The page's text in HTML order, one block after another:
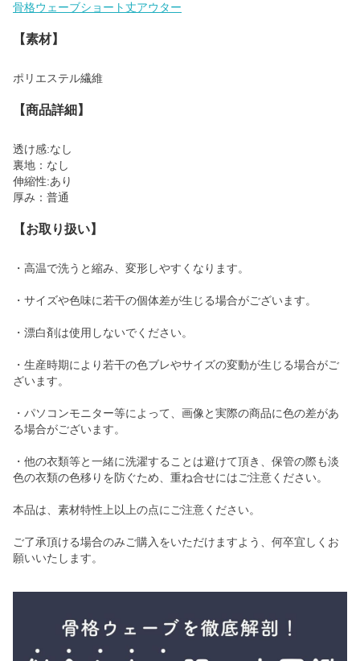
骨格ウェーブショート丈アウター
【素材】
ポリエステル繊維
【商品詳細】
透け感:なし
裏地：なし
伸縮性:あり
厚み：普通
【お取り扱い】
・高温で洗うと縮み、変形しやすくなります。
・サイズや色味に若干の個体差が生じる場合がございます。
・漂白剤は使用しないでください。
・生産時期により若干の色ブレやサイズの変動が生じる場合がご
ざいます。
・パソコンモニター等によって、画像と実際の商品に色の差があ
る場合がございます。
・他の衣類等と一緒に洗濯することは避けて頂き、保管の際も淡
色の衣類の色移りを防ぐため、重ね合せにはご注意ください。
本品は、素材特性上以上の点にご注意ください。
ご了承頂ける場合のみご購入をいただけますよう、何卒宜しくお
願いいたします。